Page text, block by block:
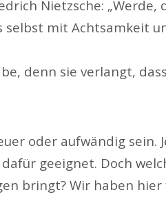
Nietzsche:
mit Achtsamkeit
denn sie verlangt,
oder aufwändig sein.
geeignet. Doch
bringt? Wir haben